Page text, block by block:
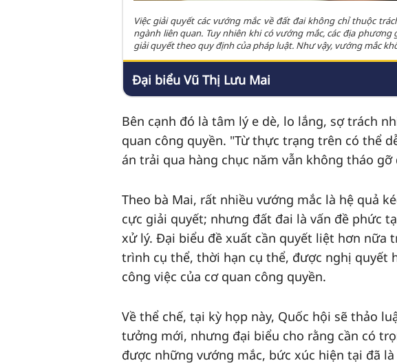
Việc giải quyết các vướng mắc về đất đai không chỉ thuộc
ngành liên quan. Tuy nhiên khi có vướng mắc, các địa
giải quyết theo quy định của pháp luật. Như vậy, vướng mắc
Đại biểu Vũ Thị Lưu Mai
Bên cạnh đó là tâm lý e dè, lo lắng, sợ trách
quan công quyền. "Từ thực trạng trên có thể
án trải qua hàng chục năm vẫn không tháo
Theo bà Mai, rất nhiều vướng mắc là hệ quả
cực giải quyết; nhưng đất đai là vấn đề phức
xử lý. Đại biểu đề xuất cần quyết liệt hơn nữa
trình cụ thể, thời hạn cụ thể, được nghị quyết
công việc của cơ quan công quyền.
Về thể chế, tại kỳ họp này, Quốc hội sẽ thảo
tưởng mới, nhưng đại biểu cho rằng cần có
được những vướng mắc, bức xúc hiện tại đã